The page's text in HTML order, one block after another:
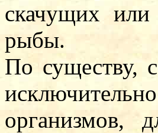
скачущих
рыбы.
По существу,
организмов,